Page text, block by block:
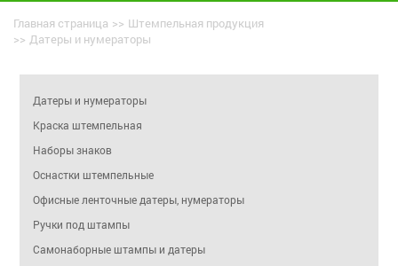
Главная страница >> Штемпельная продукция
>> Датеры и нумераторы
Датеры и нумераторы
Краска штемпельная
Наборы знаков
Оснастки штемпельные
Офисные ленточные датеры, нумераторы
Ручки под штампы
Самонаборные штампы и датеры